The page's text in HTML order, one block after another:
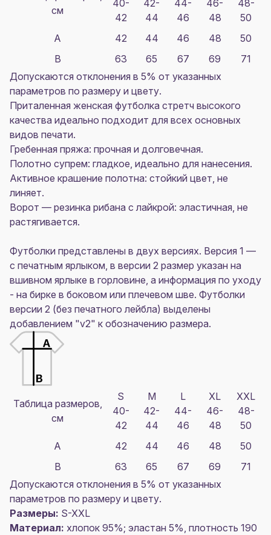
см
40-
42
42-
44
44-
46
46-
48
48-
50
A
42 44 46 48
50
B
63 65 67 69
71
Допускаются отклонения в 5% от указанных
параметров по размеру и цвету.
Приталенная женская футболка стретч высокого
качества идеально подходит для всех основных
видов печати.
Гребенная пряжа: прочная и долговечная.
Полотно супрем: гладкое, идеально для нанесения.
Активное крашение полотна: стойкий цвет, не
линяет.
Ворот — резинка рибана с лайкрой: эластичная, не
растягивается.
Футболки представлены в двух версиях. Версия 1 —
с печатным ярлыком, в версии 2 размер указан на
вшивном ярлыке в горловине, а информация по уходу
- на бирке в боковом или плечевом шве. Футболки
версии 2 (без печатного лейбла) выделены
добавлением "v2" к обозначению размера.
Таблица размеров,
см
S
40-
42
M
42-
44
L
44-
46
XL
46-
48
XXL
48-
50
A
42 44 46 48
50
B
63 65 67 69
71
Допускаются отклонения в 5% от указанных
параметров по размеру и цвету.
Размеры: S-XXL
Материал: хлопок 95%; эластан 5%, плотность 190